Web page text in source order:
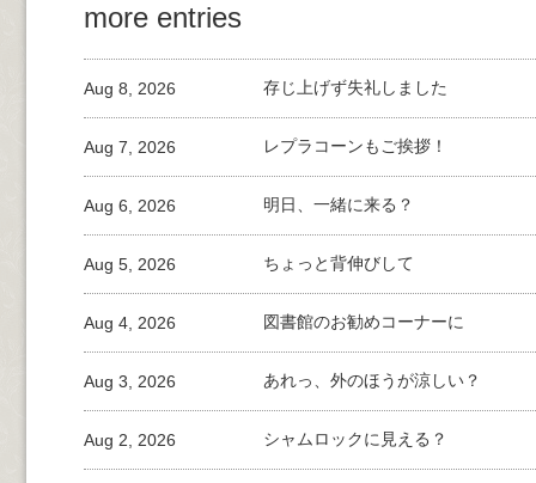
more entries
存じ上げず失礼しました
Aug 8, 2026
レプラコーンもご挨拶！
Aug 7, 2026
明日、一緒に来る？
Aug 6, 2026
ちょっと背伸びして
Aug 5, 2026
図書館のお勧めコーナーに
Aug 4, 2026
あれっ、外のほうが涼しい？
Aug 3, 2026
シャムロックに見える？
Aug 2, 2026